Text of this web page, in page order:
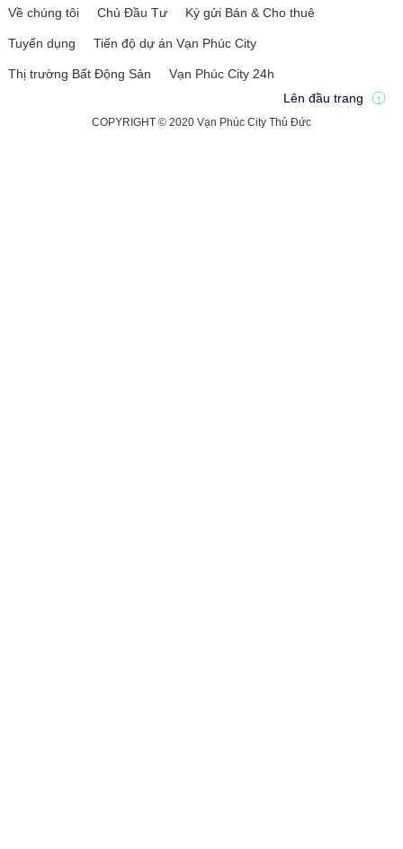
Về chúng tôi Chủ Đầu Tư Ký gửi Bán & Cho thuê
Tuyển dụng Tiến độ dự án Vạn Phúc City
Thị trường Bất Động Sản Vạn Phúc City 24h
COPYRIGHT © 2020 Vạn Phúc City Thủ Đức
Lên đầu trang